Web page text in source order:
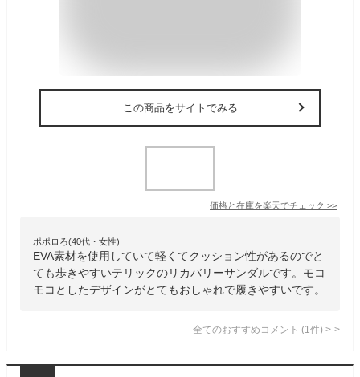
この商品をサイトでみる
価格と在庫を楽天でチェック >>
ポポロろ(40代・女性)
EVA素材を使用していて軽くてクッション性があるのでと
ても歩きやすいテリックのリカバリーサンダルです。モコ
モコとしたデザインがとてもおしゃれで履きやすいです。
全てのおすすめコメント (1 件) >